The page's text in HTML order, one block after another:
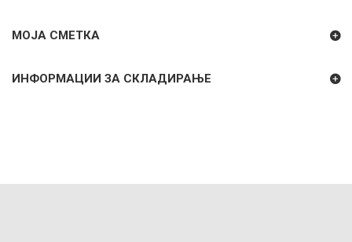
МОЈА СМЕТКА
ИНФОРМАЦИИ ЗА СКЛАДИРАЊЕ